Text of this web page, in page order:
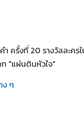
ครั้งที่ 20 รางวัลละคร
"แผ่นดินหัวใจ"
ง ๆ